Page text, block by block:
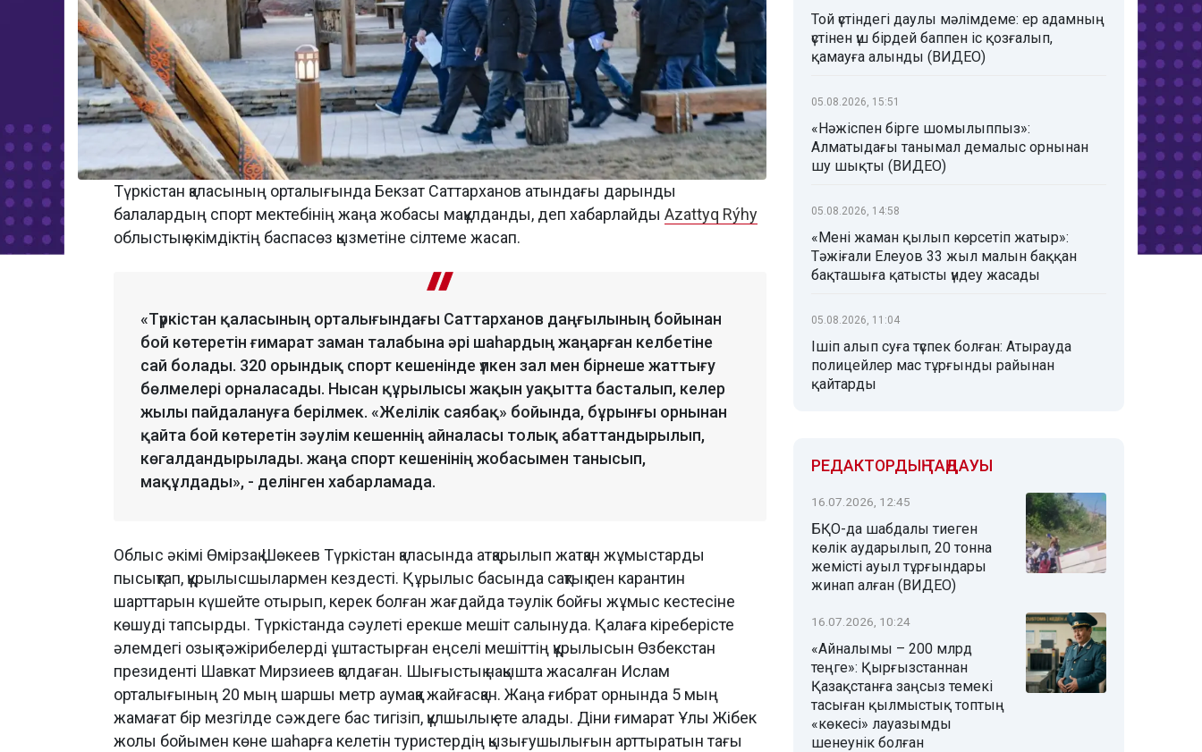
Түркістан қаласының орталығында Бекзат Саттарханов атындағы дарынды
балалардың спорт мектебінің жаңа жобасы мақұлданды, деп хабарлайды Azattyq Rýhy
облыстық әкімдіктің баспасөз қызметіне сілтеме жасап.
«Түркістан қаласының орталығындағы Саттарханов даңғылының бойынан
бой көтеретін ғимарат заман талабына әрі шаһардың жаңарған келбетіне
сай болады. 320 орындық спорт кешенінде үлкен зал мен бірнеше жаттығу
бөлмелері орналасады. Нысан құрылысы жақын уақытта басталып, келер
жылы пайдалануға берілмек. «Желілік саябақ» бойында, бұрынғы орнынан
қайта бой көтеретін зәулім кешеннің айналасы толық абаттандырылып,
көгалдандырылады. жаңа спорт кешенінің жобасымен танысып,
мақұлдады», - делінген хабарламада.
Облыс әкімі Өмірзақ Шөкеев Түркістан қаласында атқарылып жатқан жұмыстарды
пысықтап, құрылысшылармен кездесті. Құрылыс басында сақтық пен карантин
шарттарын күшейте отырып, керек болған жағдайда тәулік бойғы жұмыс кестесіне
көшуді тапсырды. Түркістанда сәулеті ерекше мешіт салынуда. Қалаға кіреберісте
әлемдегі озық тәжірибелерді ұштастырған еңселі мешіттің құрылысын Өзбекстан
президенті Шавкат Мирзиеев қолдаған. Шығыстық нақышта жасалған Ислам
орталығының 20 мың шаршы метр аумаққа жайғасқан. Жаңа ғибрат орнында 5 мың
жамағат бір мезгілде сәждеге бас тигізіп, құлшылық ете алады. Діни ғимарат Ұлы Жібек
жолы бойымен көне шаһарға келетін туристердің қызығушылығын арттыратын тағы
Той үстіндегі даулы мәлімдеме: ер адамның
үстінен үш бірдей баппен іс қозғалып,
қамауға алынды (ВИДЕО)
05.08.2026, 15:51
«Нәжіспен бірге шомылыппыз»:
Алматыдағы танымал демалыс орнынан
шу шықты (ВИДЕО)
05.08.2026, 14:58
«Мені жаман қылып көрсетіп жатыр»:
Тәжіғали Елеуов 33 жыл малын баққан
бақташыға қатысты үндеу жасады
05.08.2026, 11:04
Ішіп алып суға түспек болған: Атырауда
полицейлер мас тұрғынды райынан
қайтарды
РЕДАКТОРДЫҢ ТАҢДАУЫ
16.07.2026, 12:45
БҚО-да шабдалы тиеген
көлік аударылып, 20 тонна
жемісті ауыл тұрғындары
жинап алған (ВИДЕО)
16.07.2026, 10:24
«Айналымы – 200 млрд
теңге»: Қырғызстаннан
Қазақстанға заңсыз темекі
тасыған қылмыстық топтың
«көкесі» лауазымды
шенеунік болған